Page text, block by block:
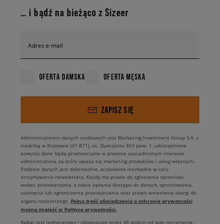
… i bądź na bieżąco z Sizeer
Adres e-mail
OFERTA DAMSKA OFERTA MĘSKA
ZAPISZ SIĘ
Administratorem danych osobowych jest Marketing Investment Group S.A. z
siedzibą w Krakowie (31-871), os. Dywizjonu 303 paw. 1, udostępnione
powyżej dane będą przetwarzane w prawnie uzasadnionym interesie
administratora, za który uważa się marketing produktów i usług własnych.
Podanie danych jest dobrowolne, aczkolwiek niezbędne w celu
otrzymywania newslettera. Każdy ma prawo do zgłoszenia sprzeciwu
wobec przetwarzania, a także żądania dostępu do danych, sprostowania,
usunięcia lub ograniczenia przetwarzania oraz prawo wniesienia skargi do
organu nadzorczego. Pełną treść oświadczenia o ochronie prywatności
można znaleźć w Polityce prywatności.
Rabat jest jednorazowy i obowiązuje przez 48 godzin od jego otrzymania.